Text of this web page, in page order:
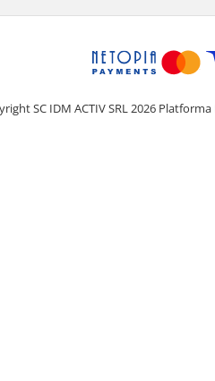
SC IDM ACTIV SRL 2026 Platforma